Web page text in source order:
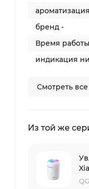
бренд -
Время
индикация
Смотреть все
Из той же